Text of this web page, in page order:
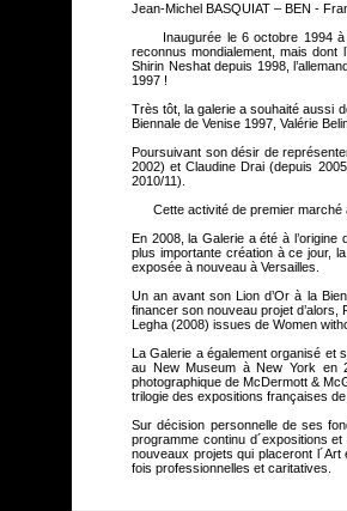
Jean-Michel BASQUIAT – BEN -
Inaugurée le 6 octobre 1994 à
reconnus mondialement, mais dont
Shirin Neshat depuis 1998,
1997 !
Très tôt, la galerie a souhaité aussi
Biennale de Venise 1997, Valérie
Poursuivant son désir de
2002) et Claudine Drai (depuis
2010/11).
Cette activité de premier marché a
En 2008, la Galerie a été à
plus importante création à ce jour,
exposée à nouveau à Versailles.
Un an avant son Lion d’Or à la
financer son nouveau projet
Legha (2008) issues de Women
La Galerie a également organisé et
au New Museum à New York en
photographique de McDermott &
trilogie des expositions françaises
Sur décision personnelle de ses
programme continu d´expositions
nouveaux projets qui placeront
fois professionnelles et caritatives.